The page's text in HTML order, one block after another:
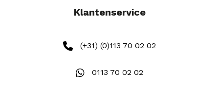
Klantenservice
(+31) (0)113 70 02 02
0113 70 02 02